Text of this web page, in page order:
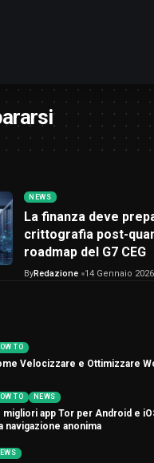
NEWS
La finanza deve
crittografia post-
roadmap del G7 CEG
ByRedazione 14 Gennaio 2026
TO
Velocizzare e Ottimizzare
TO NEWS
migliori app Tor per Android e
navigazione anonima